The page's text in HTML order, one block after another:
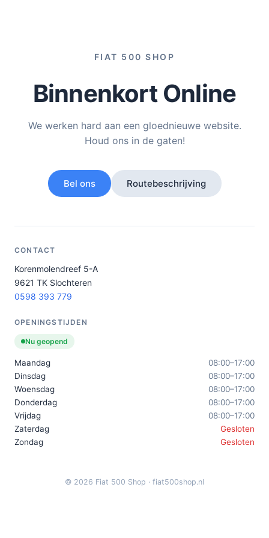
FIAT 500 SHOP
Binnenkort Online
We werken hard aan een gloednieuwe website.
Houd ons in de gaten!
Bel ons Routebeschrijving
CONTACT
Korenmolendreef 5-A
9621 TK Slochteren
0598 393 779
OPENINGSTIJDEN
Nu geopend
Maandag
08:00–17:00
Dinsdag
08:00–17:00
Woensdag
08:00–17:00
Donderdag
08:00–17:00
Vrijdag
08:00–17:00
Zaterdag
Gesloten
Zondag
Gesloten
© 2026 Fiat 500 Shop · fiat500shop.nl